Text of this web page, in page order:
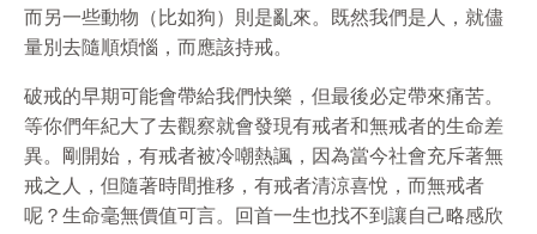
而另一些動物（比如狗）則是亂來。既然我們是人，就儘
量別去隨順煩惱，而應該持戒。
破戒的早期可能會帶給我們快樂，但最後必定帶來痛苦。
等你們年紀大了去觀察就會發現有戒者和無戒者的生命差
異。剛開始，有戒者被冷嘲熱諷，因為當今社會充斥著無
戒之人，但隨著時間推移，有戒者清涼喜悅，而無戒者
呢？生命毫無價值可言。回首一生也找不到讓自己略感欣